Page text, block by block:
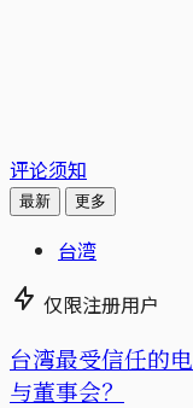
评论须知
最新 更多
台湾
仅限注册用户
台湾最受信任的
与董事会？